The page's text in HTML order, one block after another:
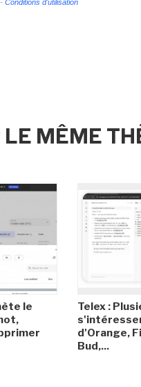
- Conditions d'utilisation
LE MÊME
le
Telex :
d'Orange,
Bud,...